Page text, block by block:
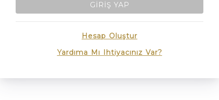
GIRIŞ YAP
Hesap Oluştur
Yardıma Mı Ihtiyacınız Var?